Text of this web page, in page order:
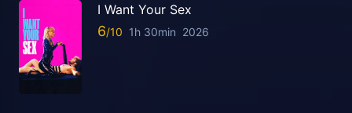
I Want Your Sex
6 1h 30min 2026